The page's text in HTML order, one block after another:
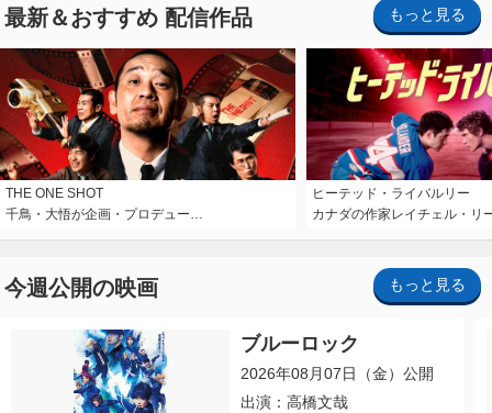
最新＆おすすめ 配信作品 もっと見る
THE ONE SHOT
千鳥・大悟が企画・プロデュー…
ヒーテッド・ライバルリー
カナダの作家レイチェル・リ
今週公開の映画 もっと見る
ブルーロック
2026年08月07日（金）公開
出演：高橋文哉